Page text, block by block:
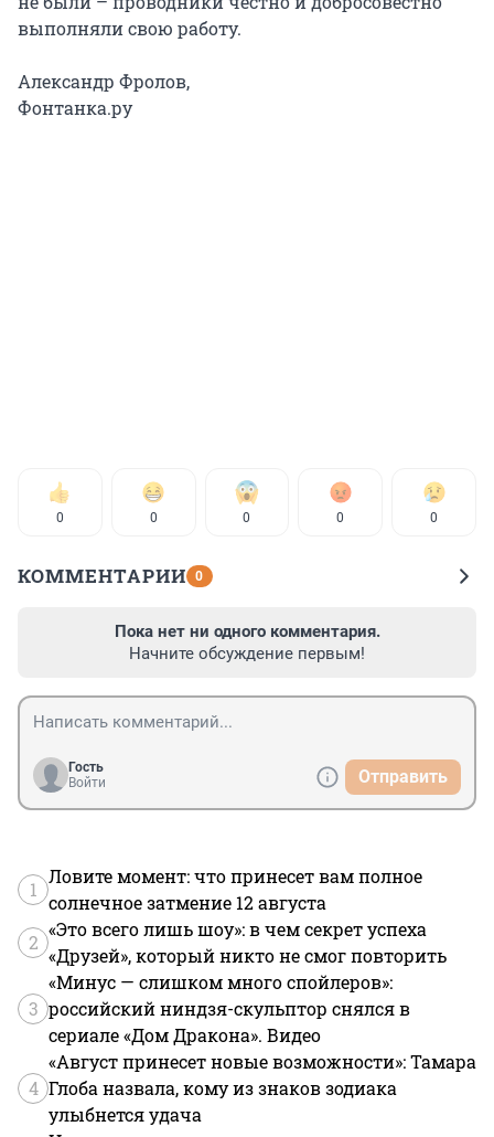
выполняли свою работу.
Александр Фролов,
Фонтанка.ру
0 0 0 0 0
КОММЕНТАРИИ 0
Пока нет ни одного комментария.
Начните обсуждение первым!
Гость
Войти
Отправить
1
Ловите момент: что принесет вам полное
солнечное затмение 12 августа
2
«Это всего лишь шоу»: в чем секрет успеха
«Друзей», который никто не смог повторить
3
«Минус — слишком много спойлеров»:
российский ниндзя-скульптор снялся в
сериале «Дом Дракона». Видео
4
«Август принесет новые возможности»: Тамара
Глоба назвала, кому из знаков зодиака
улыбнется удача